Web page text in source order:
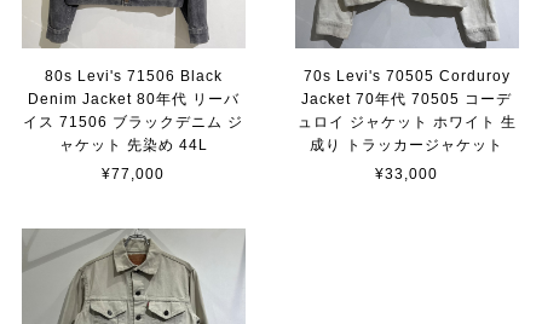
80s Levi's 71506 Black
Denim Jacket 80年代 リーバ
イス 71506 ブラックデニム ジ
ャケット 先染め 44L
¥77,000
70s Levi's 70505 Corduroy
Jacket 70年代 70505 コーデ
ュロイ ジャケット ホワイト 生
成り トラッカージャケット
¥33,000